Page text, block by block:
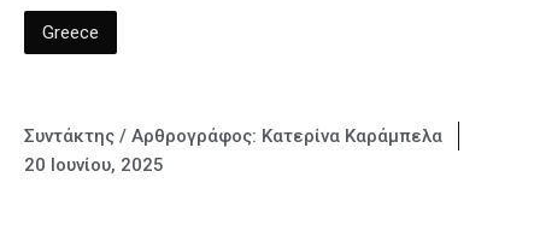
Greece
Συντάκτης / Αρθρογράφος: Κατερίνα Καράμπελα
20 Ιουνίου, 2025